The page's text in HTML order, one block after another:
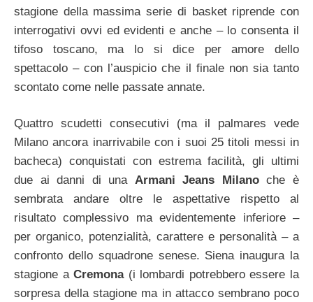
stagione della massima serie di basket riprende con
interrogativi ovvi ed evidenti e anche – lo consenta il
tifoso toscano, ma lo si dice per amore dello
spettacolo – con l’auspicio che il finale non sia tanto
scontato come nelle passate annate.
Quattro scudetti consecutivi (ma il palmares vede
Milano ancora inarrivabile con i suoi 25 titoli messi in
bacheca) conquistati con estrema facilità, gli ultimi
due ai danni di una Armani Jeans Milanoche è
sembrata andare oltre le aspettative rispetto al
risultato complessivo ma evidentemente inferiore –
per organico, potenzialità, carattere e personalità – a
confronto dello squadrone senese. Siena inaugura la
stagione aCremona (i lombardi potrebbero essere la
sorpresa della stagione ma in attacco sembrano poco